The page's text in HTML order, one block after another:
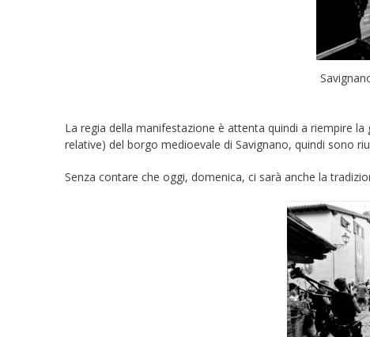
La regia della manifestazione è attenta quindi a riempire
relative) del borgo medioevale di Savignano, quindi sono
Senza contare che oggi, domenica, ci sarà anche la